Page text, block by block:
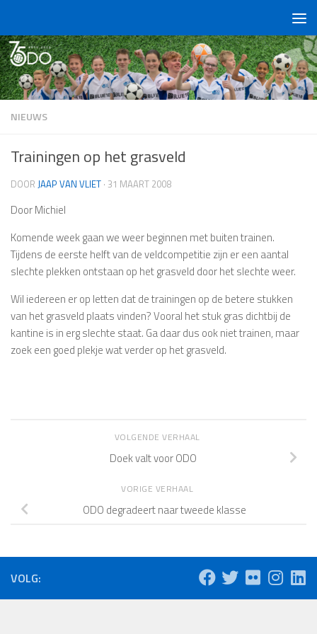
NIEUWS
Trainingen op het grasveld
DOOR JAAP VAN VLIET · 31 MAART 2008
Door Michiel
Komende week gaan we weer beginnen met buiten trainen.
Tijdens de eerste helft van de veldcompetitie zijn er een aantal
slechte plekken ontstaan op het grasveld door het slechte weer.
Wil iedereen er op letten dat de trainingen op de betere stukken
van het grasveld plaats vinden? Vooral het stuk gras dichtbij de
kantine is in erg slechte staat. Ga daar dus ook niet trainen, maar
zoek een goed plekje wat verder op het grasveld.
VOLGENDE VERHAAL
Doek valt voor ODO
VORIGE VERHAAL
ODO degradeert naar tweede klasse
VOLG: